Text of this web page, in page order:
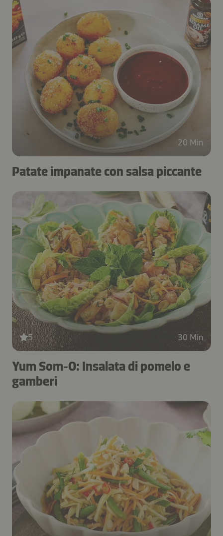
20 Min
Patate impanate con salsa piccante
5 30 Min
Yum Som-O: Insalata di pomelo e
gamberi